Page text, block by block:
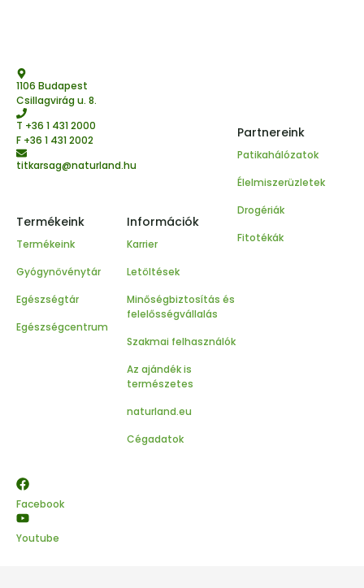
1106 Budapest
Csillagvirág u. 8.
T +36 1 431 2000
F +36 1 431 2002
titkarsag@naturland.hu
Facebook
Youtube
Termékeink
Termékeink
Gyógynövénytár
Egészségtár
Egészségcentrum
Információk
Karrier
Letöltések
Minőségbiztosítás és
felelősségvállalás
Szakmai felhasználók
Az ajándék is
természetes
naturland.eu
Cégadatok
Partnereink
Patikahálózatok
Élelmiszerüzletek
Drogériák
Fitotékák